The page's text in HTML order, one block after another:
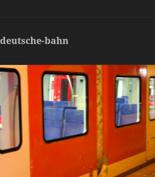
deutsche-bahn